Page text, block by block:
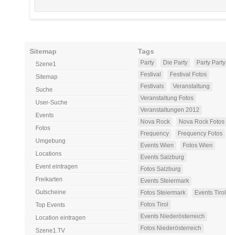
Sitemap
Szene1
Sitemap
Suche
User-Suche
Events
Fotos
Umgebung
Locations
Event eintragen
Freikarten
Gutscheine
Top Events
Location eintragen
Szene1.TV
Tags
Party Die Party
Party Party
Festival
Festival Fotos
Festivals
Veranstaltung
Veranstaltung Fotos
Veranstaltungen 2012
Nova Rock
Nova Rock Fotos
Frequency
Frequency Fotos
Events Wien
Fotos Wien
Events Salzburg
Fotos Salzburg
Events Steiermark
Fotos Steiermark
Events Tirol
Fotos Tirol
Events Niederösterreich
Fotos Niederösterreich